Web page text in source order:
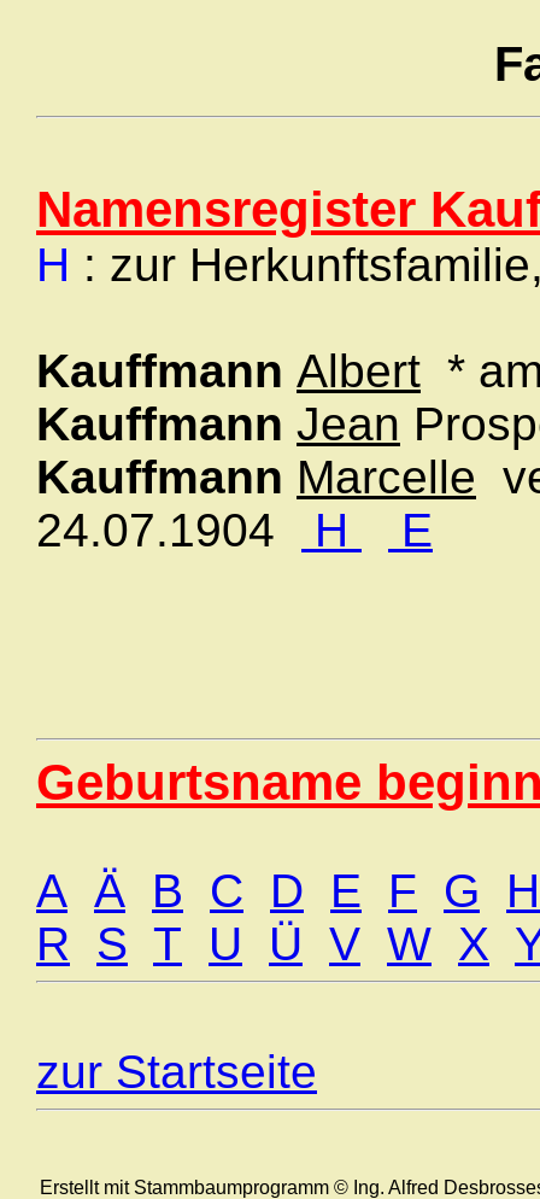
Namensregister
H : zur
Kauffmann Albert *
Kauffmann Jean
Kauffmann Marcelle
24.07.1904
H E
Geburtsname
A Ä B C D E F G
H
R
S T U Ü V W X
zur Startseite
Erstellt mit Stammbaumprogramm © Ing. Alfred